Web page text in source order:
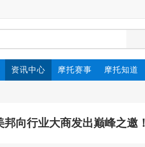
资讯中心 摩托赛事 摩托知道
向行业大商发出巅峰之邀！